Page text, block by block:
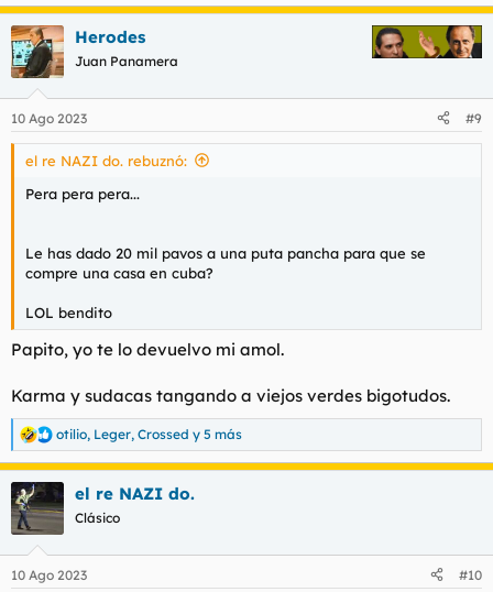
a
c
c
i
e
s
Herodes
Juan Panamera
10 Ago 2023 #9
el re NAZI do. rebuznó:
Pera pera pera...
Le has dado 20 mil pavos a una puta pancha para que se
compre una casa en cuba?
LOL bendito
Papito, yo te lo devuelvo mi amol.
Karma y sudacas tangando a viejos verdes bigotudos.
R
e
a
c
c
i
e
otilio, Leger, Crossed y 5 más
el re NAZI do.
Clásico
10 Ago 2023 #10